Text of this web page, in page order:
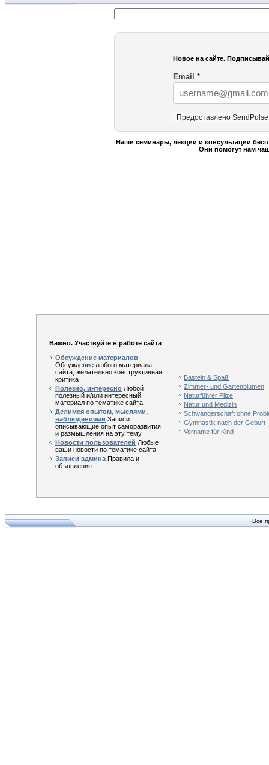
Новое на сайте.
Email *
Предоставлено SendPulse
Наши семинары, лекции и консультации
Они помогут нам
Важно. Участвуйте в работе сайта
Обсуждение материалов
Обсуждение любого материала
сайта, желательно конструктивная
критика
Полезно, интересно Любой
полезный и/или интересный
материал по тематике сайта
Делимся опытом, мыслями,
наблюдениями Записи
описывающие опыт саморазвития
и размышления на эту тему
Новости пользователей Любые
ваши новости по тематике сайта
Записи админа Правила и
объявления
Basteln & Spaß
Zimmer- und Gartenblumen
Naturführer Pilze
Natur und Medizin
Schwangerschaft ohne
Gymnastik nach der Geburt
Vorname für Kind
Все